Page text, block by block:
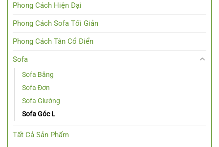
Phong Cách Hiện Đại
Phong Cách Sofa Tối Giản
Phong Cách Tân Cổ Điển
Sofa
Sofa Băng
Sofa Đơn
Sofa Giường
Sofa Góc L
Tất Cả Sản Phẩm